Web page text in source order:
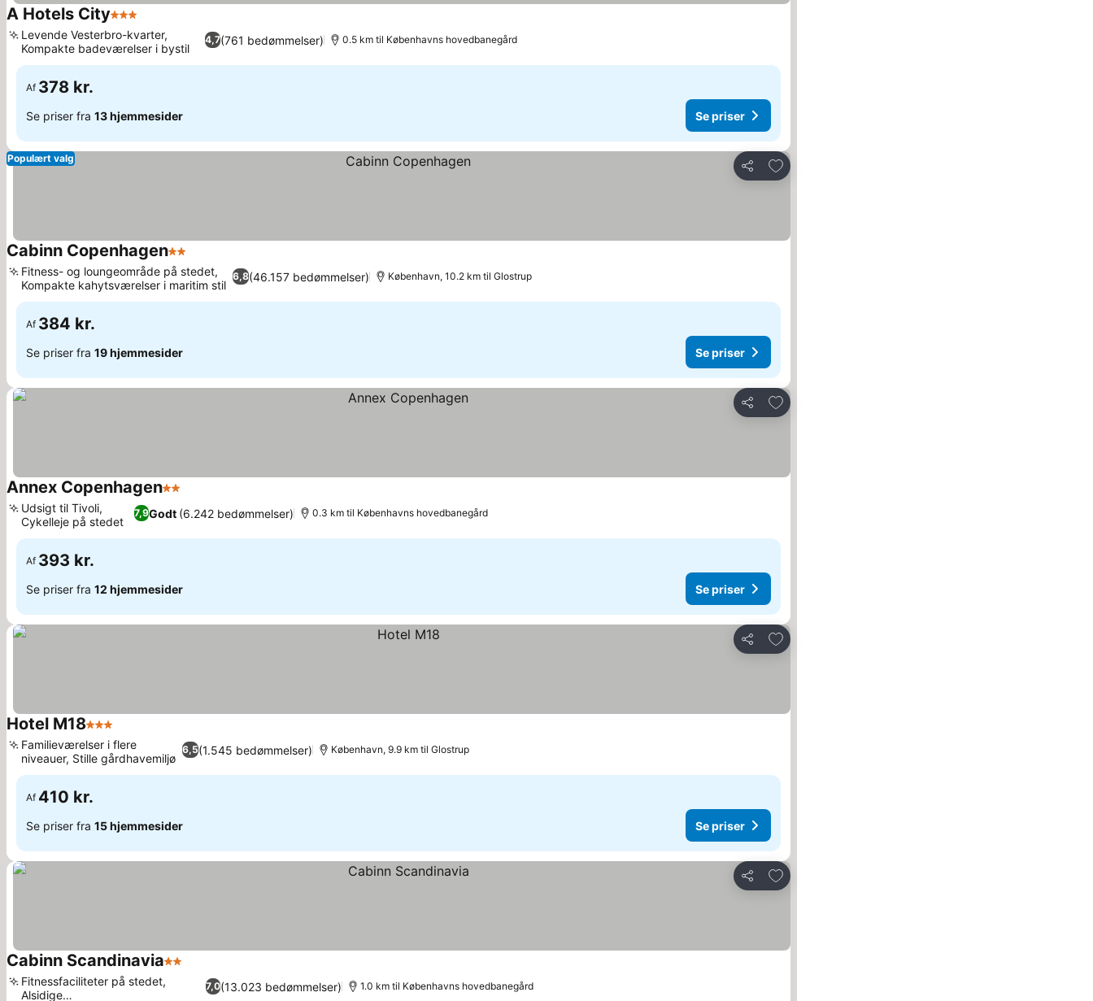
A Hotels City3 Stjerner
4,7(761 bedømmelser)
Levende Vesterbro-kvarter,
Kompakte badeværelser i bystil
0.5 km til Københavns hovedbanegård
Af 378 kr.
Se priser fra 13 hjemmesider Se priser
Del
Føj til favoritter
Populært valg
Cabinn Copenhagen2 Stjerner
6,8(46.157 bedømmelser)
Fitness- og loungeområde på stedet,
Kompakte kahytsværelser i maritim stil
København, 10.2 km til Glostrup
Af 384 kr.
Se priser fra 19 hjemmesider Se priser
Del
Føj til favoritter
Annex Copenhagen2 Stjerner
7,9Godt (6.242 bedømmelser)
Udsigt til Tivoli,
Cykelleje på stedet
0.3 km til Københavns hovedbanegård
Af 393 kr.
Se priser fra 12 hjemmesider Se priser
Del
Føj til favoritter
Hotel M183 Stjerner
6,5(1.545 bedømmelser)
Familieværelser i flere
niveauer, Stille gårdhavemiljø
København, 9.9 km til Glostrup
Af 410 kr.
Se priser fra 15 hjemmesider Se priser
Del
Føj til favoritter
Cabinn Scandinavia2 Stjerner
7,0(13.023 bedømmelser)
Fitnessfaciliteter på stedet,
Alsidige
1.0 km til Københavns hovedbanegård